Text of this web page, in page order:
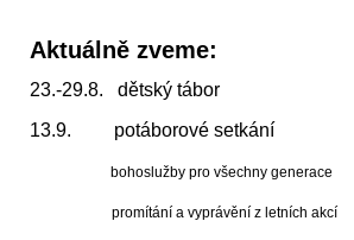
Aktuálně zveme:
23.-29.8. dětský tábor
13.9. potáborové setkání
bohoslužby pro všechny generace
promítání a vyprávění z letních akcí